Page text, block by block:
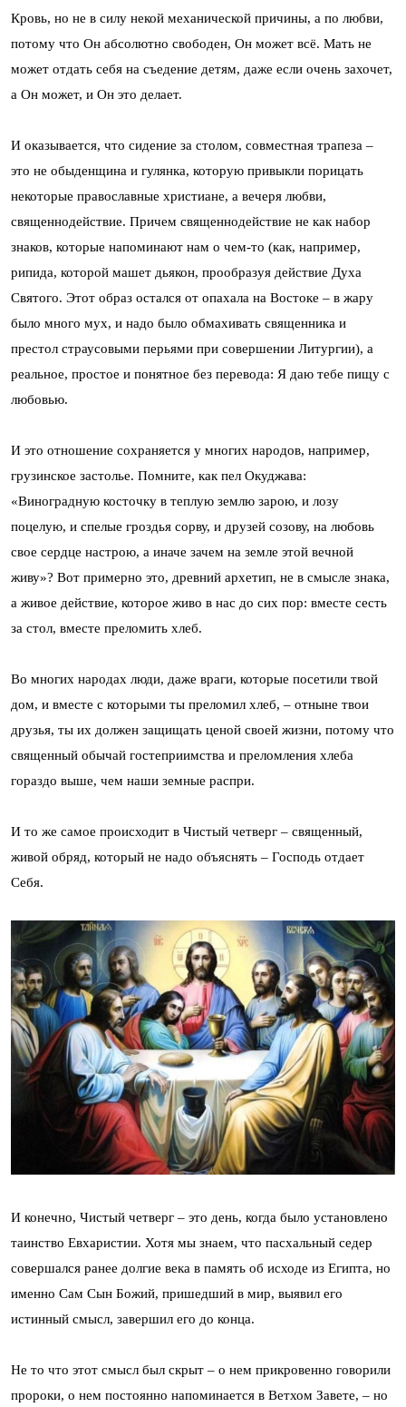
Кровь, но не в силу некой механической причины, а по любви,
потому что Он абсолютно свободен, Он может всё. Мать не
может отдать себя на съедение детям, даже если очень захочет,
а Он может, и Он это делает.
И оказывается, что сидение за столом, совместная трапеза –
это не обыденщина и гулянка, которую привыкли порицать
некоторые православные христиане, а вечеря любви,
священнодействие. Причем священнодействие не как набор
знаков, которые напоминают нам о чем-то (как, например,
рипида, которой машет дьякон, прообразуя действие Духа
Святого. Этот образ остался от опахала на Востоке – в жару
было много мух, и надо было обмахивать священника и
престол страусовыми перьями при совершении Литургии), а
реальное, простое и понятное без перевода: Я даю тебе пищу с
любовью.
И это отношение сохраняется у многих народов, например,
грузинское застолье. Помните, как пел Окуджава:
«Виноградную косточку в теплую землю зарою, и лозу
поцелую, и спелые гроздья сорву, и друзей созову, на любовь
свое сердце настрою, а иначе зачем на земле этой вечной
живу»? Вот примерно это, древний архетип, не в смысле знака,
а живое действие, которое живо в нас до сих пор: вместе сесть
за стол, вместе преломить хлеб.
Во многих народах люди, даже враги, которые посетили твой
дом, и вместе с которыми ты преломил хлеб, – отныне твои
друзья, ты их должен защищать ценой своей жизни, потому что
священный обычай гостеприимства и преломления хлеба
гораздо выше, чем наши земные распри.
И то же самое происходит в Чистый четверг – священный,
живой обряд, который не надо объяснять – Господь отдает
Себя.
И конечно, Чистый четверг – это день, когда было установлено
таинство Евхаристии. Хотя мы знаем, что пасхальный седер
совершался ранее долгие века в память об исходе из Египта, но
именно Сам Сын Божий, пришедший в мир, выявил его
истинный смысл, завершил его до конца.
Не то что этот смысл был скрыт – о нем прикровенно говорили
пророки, о нем постоянно напоминается в Ветхом Завете, – но